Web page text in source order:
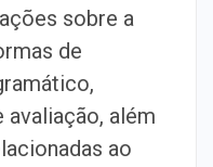
sobre a
de
avaliação, além
ao